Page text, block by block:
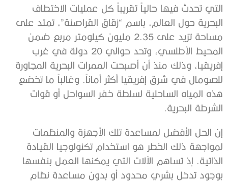
التي تحدث فيها حالياً تقريباً كل عمليات الاختطاف
البحرية حول العالم، باسم “زقاق القراصنة”، تمتد على
مساحة تزيد على 2.35 مليون كيلومتر مربع ضمن
المحيط الأطلسي، وتحد حوالي 20 دولة في غرب
إفريقيا، وذلك منذ أن أصبحت الممرات البحرية المجاورة
للصومال في شرق إفريقيا أكثر أماناً. وغالباً ما تخضع
هذه المياه الساحلية لسلطة خفر السواحل أو قوات
الشرطة البحرية.
إن الحل الأفضل لمساعدة تلك الأجهزة والمنظمات
لمواجهة ذلك الخطر هو استخدام تكنولوجيا القيادة
الذاتية. إذ تساهم الآلات التي يمكنها العمل بنفسها
بوجود تدخل بشري محدود أو بدون مساعدة نظام